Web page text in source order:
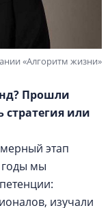
«Алгоритм жизни»
Прошли
или
этап
мы
изучали